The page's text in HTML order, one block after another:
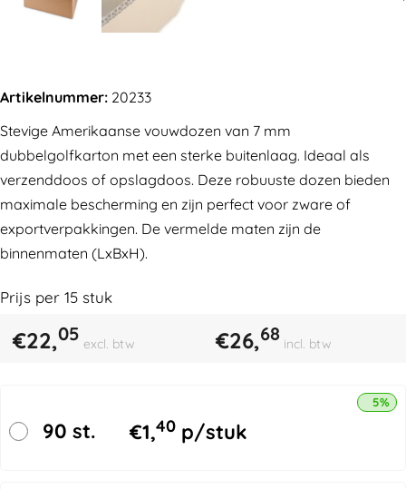
Artikelnummer: 20233
Stevige Amerikaanse vouwdozen van 7 mm
dubbelgolfkarton met een sterke buitenlaag. Ideaal als
verzenddoos of opslagdoos. Deze robuuste dozen bieden
maximale bescherming en zijn perfect voor zware of
exportverpakkingen. De vermelde maten zijn de
binnenmaten (LxBxH).
Prijs per 15 stuk
€22,05 excl. btw €26,68 incl. btw
90 st. €1,40 p/stuk
5%